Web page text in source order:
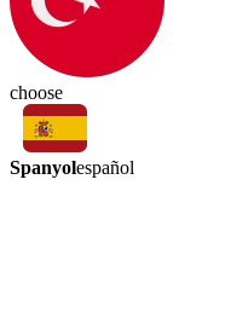
choose
Spanyolespañol